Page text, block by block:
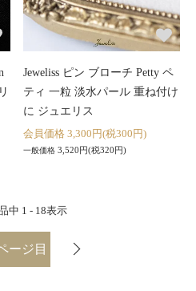
Jeweliss ピン ブローチ Petty ペ
ティ 一粒 淡水パール 重ね付け
に ジュエリス
会員価格 3,300円(税300円)
一般価格 3,520円(税320円)
中 1 - 18表示
ージ目